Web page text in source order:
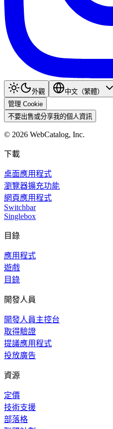
外觀
中文（繁體）
管理 Cookie
不要出售或分享我的個人資訊
© 2026 WebCatalog, Inc.
下載
桌面應用程式
瀏覽器擴充功能
網頁應用程式
Switchbar
Singlebox
目錄
應用程式
遊戲
目錄
開發人員
開發人員主控台
取得驗證
提議應用程式
投放廣告
資源
定價
技術支援
部落格